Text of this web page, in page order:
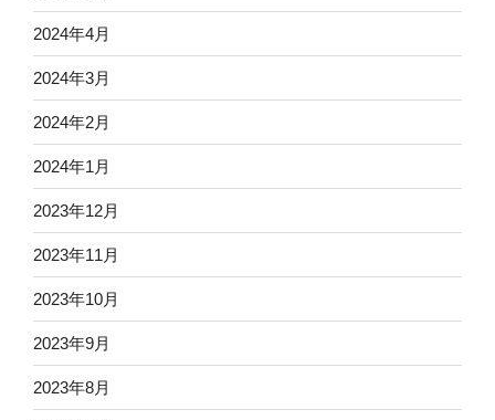
2024年4月
2024年3月
2024年2月
2024年1月
2023年12月
2023年11月
2023年10月
2023年9月
2023年8月